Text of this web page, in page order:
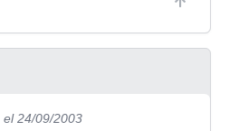
el 24/09/2003